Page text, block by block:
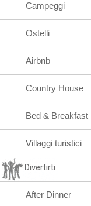
Campeggi
Ostelli
Airbnb
Country House
Bed & Breakfast
Villaggi turistici
Divertirti
After Dinner